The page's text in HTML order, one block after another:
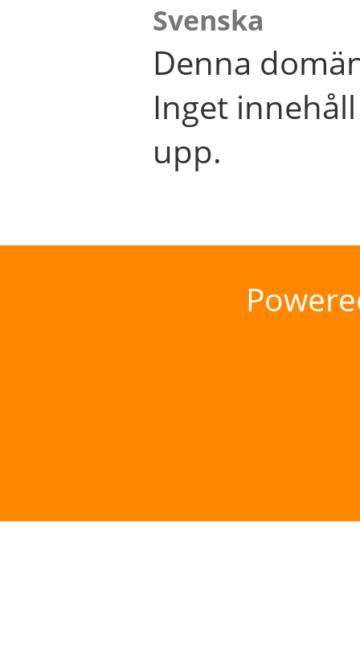
Svenska
Denna
Inget
upp.